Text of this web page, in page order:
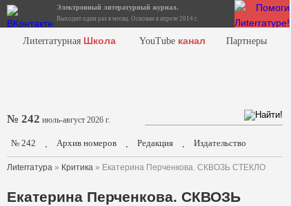
Электронный литературный журнал.
Выходит один раз в месяц. Основан в апреле 2014 г.
Лиterraтурная Школа YouTube канал Партнеры
№ 242 июль-август 2026 г.
№ 242 . Архив номеров . Редакция . Издательство
Лиterraтура » Критика » Екатерина Перченкова. СКВОЗЬ СТЕКЛО
Екатерина Перченкова. СКВОЗЬ